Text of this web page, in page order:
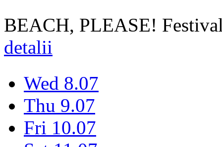
BEACH, PLEASE!
detalii
Wed 8.07
Thu 9.07
Fri 10.07